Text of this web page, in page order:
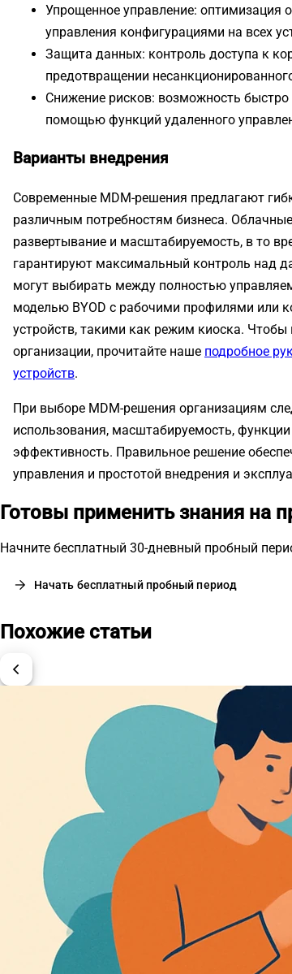
Упрощенное управление: оптимизация
управления конфигурациями на всех
Защита данных: контроль доступа к
предотвращении
Снижение рисков: возможность
помощью функций удаленного
Варианты внедрения
Современные MDM-решения предлагают
различным потребностям бизнеса.
развертывание и масштабируемость, в то
гарантируют максимальный контроль над
могут выбирать между полностью
моделью BYOD с рабочими профилями или
устройств, такими как режим киоска.
организации, прочитайте наше подробное
устройств.
При выборе MDM-решения организациям
использования, масштабируемость,
эффективность. Правильное решение
управления и простотой внедрения и
Готовы применить знания на
Начните бесплатный 30-дневный пробный
arrow_forward Начать бесплатный пробный период
Похожие статьи
chevron_left